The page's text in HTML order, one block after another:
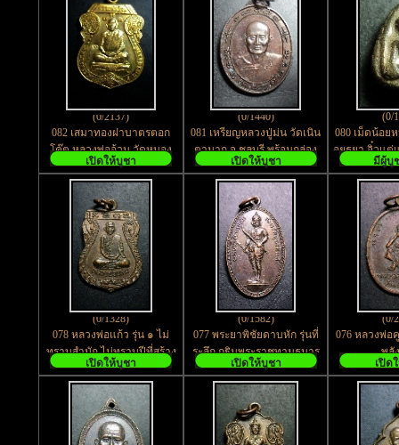
(0/2137)
082 เสมาทองฝาบาตรตอก
โค๊ต หลวงพ่ออ้วน วัดหนอง
กระโดน อ.ลาดยาว
จ.นครสวรรค์
เปิดให้บูชา
(0/1440)
081 เหรียญหลวงปู่ม่น วัดเนิน
ตามาก จ.ชลบุรี พร้อมกล่อง
เดิม
เปิดให้บูชา
(0/
080 เม็ดน้อย
อยุธยา จิ๋วแต่
เ
มีผู้บู
(0/1328)
078 หลวงพ่อแก้ว รุ่น ๑ ไม่
ทราบสำนัก ไม่ทราบปีที่สร้าง
เปิดให้บูชา
(0/1582)
077 พระยาพิชัยดาบหัก รุ่นที่
ระลึก กฐินพระราชทานธนาร
คารกรุงเทพ สร้างปี 2530
เปิดให้บูชา
(0/
076 หลวงพ่อ
พลั
เปิด